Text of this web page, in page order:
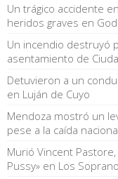
Un trágico accidente
heridos graves en
Un incendio destruyó
asentamiento de
Detuvieron a un
en Luján de Cuyo
Mendoza mostró un
pese a la caída
Murió Vincent
Pussy» en Los Soprano